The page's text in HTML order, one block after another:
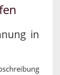
in